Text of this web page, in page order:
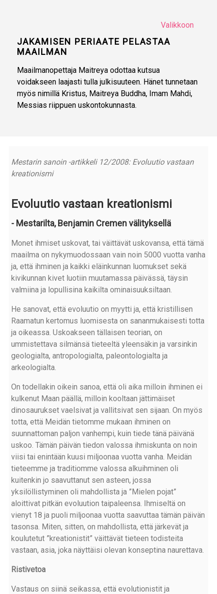
Valikkoon
JAKAMISEN PERIAATE PELASTAA
MAAILMAN
Maailmanopettaja Maitreya odottaa kutsua
voidakseen laajasti tulla julkisuuteen. Hänet tunnetaan
myös nimillä Kristus, Maitreya Buddha, Imam Mahdi,
Messias riippuen uskontokunnasta.
Mestarin sanoin -artikkeli 12/2008: Evoluutio vastaan
kreationismi
Evoluutio vastaan kreationismi
- Mestarilta, Benjamin Cremen välityksellä
Monet ihmiset uskovat, tai väittävät uskovansa, että tämä
maailma on nykymuodossaan vain noin 5000 vuotta vanha
ja, että ihminen ja kaikki eläinkunnan luomukset sekä
kivikunnan kivet luotiin muutamassa päivässä, täysin
valmiina ja lopullisina kaikilta ominaisuuksiltaan.
He sanovat, että evoluutio on myytti ja, että kristillisen
Raamatun kertomus luomisesta on sananmukaisesti totta
ja oikeassa. Uskoakseen tällaisen teorian, on
ummistettava silmänsä tieteeltä yleensäkin ja varsinkin
geologialta, antropologialta, paleontologialta ja
arkeologialta.
On todellakin oikein sanoa, että oli aika milloin ihminen ei
kulkenut Maan päällä, milloin kooltaan jättimäiset
dinosaurukset vaelsivat ja vallitsivat sen sijaan. On myös
totta, että Meidän tietomme mukaan ihminen on
suunnattoman paljon vanhempi, kuin tiede tänä päivänä
uskoo. Tämän päivän tiedon valossa ihmiskunta on noin
viisi tai enintään kuusi miljoonaa vuotta vanha. Meidän
tieteemme ja traditiomme valossa alkuihminen oli
kuitenkin jo saavuttanut sen asteen, jossa
yksilöllistyminen oli mahdollista ja ”Mielen pojat”
aloittivat pitkän evoluution taipaleensa. Ihmiseltä on
vienyt 18 ja puoli miljoonaa vuotta saavuttaa tämän päivän
tasonsa. Miten, sitten, on mahdollista, että järkevät ja
koulutetut ”kreationistit” väittävät tieteen todisteita
vastaan, asia, joka näyttäisi olevan konseptina naurettava.
Ristivetoa
Vastaus on siinä seikassa, että evolutionistit ja